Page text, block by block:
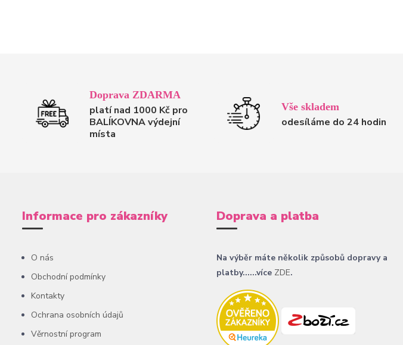
Doprava ZDARMA
platí nad 1000 Kč pro
BALÍKOVNA výdejní
místa
Vše skladem
odesíláme do 24 hodin
Informace pro zákazníky
O nás
Obchodní podmínky
Kontakty
Ochrana osobních údajů
Věrnostní program
Doprava a platba
Na výběr máte několik způsobů dopravy a
platby......více ZDE.